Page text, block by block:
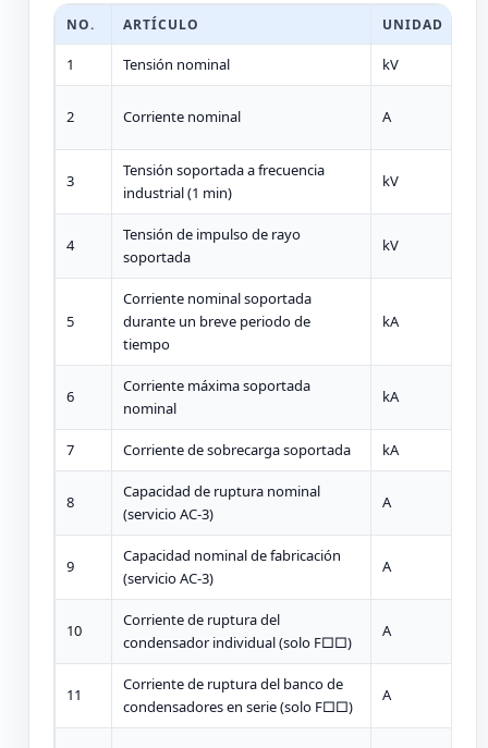
NO. ARTÍCULO UNIDAD
1 Tensión nominal kV
2 Corriente nominal A
3
Tensión soportada a frecuencia
industrial (1 min)
kV
4
Tensión de impulso de rayo
soportada
kV
5
Corriente nominal soportada
durante un breve periodo de
tiempo
kA
6
Corriente máxima soportada
nominal
kA
7 Corriente de sobrecarga soportada kA
8
Capacidad de ruptura nominal
(servicio AC-3)
A
9
Capacidad nominal de fabricación
(servicio AC-3)
A
10
Corriente de ruptura del
condensador individual (solo F□□)
A
11
Corriente de ruptura del banco de
condensadores en serie (solo F□□)
A